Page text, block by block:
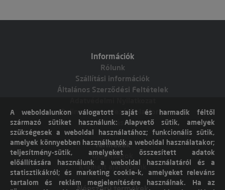
Információk
Rólunk
Szállítási információk
Általános Szerződési Feltételek
Online vitarendezési platform
Elállás
Termékek
Újdonságok
Kiemelt ajánlataink
A weboldalunkon válogatott saját és harmadik féltől
származó sütiket használunk: Alapvető sütik, amelyek
szükségesek a weboldal használatához; funkcionális sütik,
amelyek könnyebben használhatók a weboldal használatakor;
teljesítmény-sütik, amelyeket összesített adatok
előállítására használunk a weboldal használatáról és a
statisztikákról; és marketing cookie-k, amelyeket releváns
tartalom és reklám megjelenítésére használnak. Ha az